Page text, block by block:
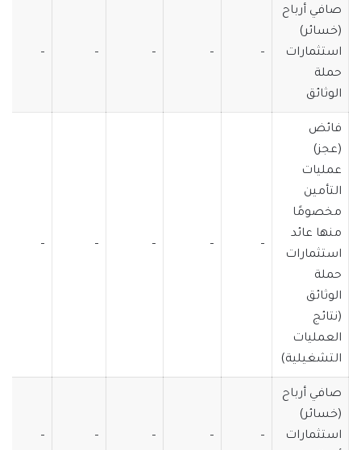
صافي أرباح
(خسائر)
استثمارات
حملة
الوثائق
–
–
–
–
–
فائض
(عجز)
عمليات
التأمين
مخصومًا
منها عائد
استثمارات
حملة
الوثائق
(نتائج
العمليات
التشغيلية)
–
–
–
–
–
صافي أرباح
(خسائر)
استثمارات
–
–
–
–
–